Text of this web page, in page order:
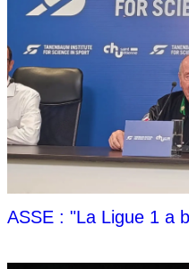
ASSE : "La Ligue 1 a